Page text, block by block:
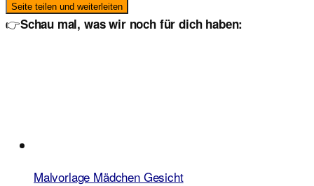
Seite teilen und weiterleiten
👉Schau mal, was wir noch für dich haben:
Malvorlage Mädchen Gesicht